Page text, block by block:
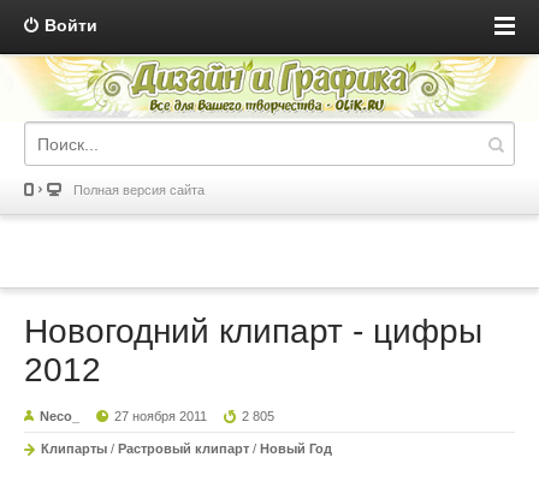
Войти
Полная версия сайта
Новогодний клипарт - цифры
2012
Neco_ 27 ноября 2011 2 805
Клипарты / Растровый клипарт / Новый Год